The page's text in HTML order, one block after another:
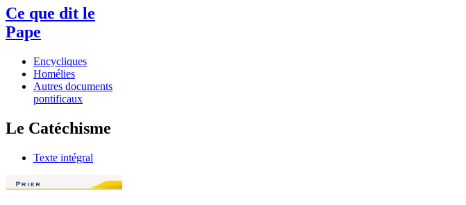
Ce que dit le
Pape
Encycliques
Homélies
Autres documents
pontificaux
Le Catéchisme
Texte intégral